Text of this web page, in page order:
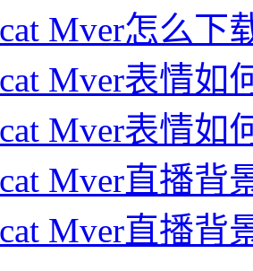
Mver怎么下
Mver表情如
Mver表情如
Mver直播背
Mver直播背